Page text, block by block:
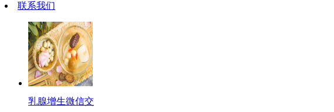
联系我们
乳腺增生微信交